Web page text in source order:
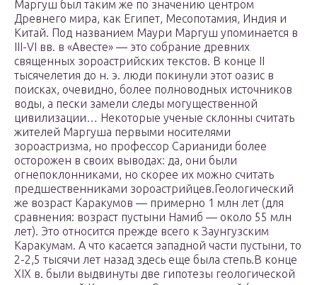
Маргуш был таким же по значению центром
Древнего мира, как Египет, Месопотамия, Индия и
Китай. Под названием Маури Маргуш упоминается в
III-VI вв. в «Авесте» — это собрание древних
священных зороастрийских текстов. В конце II
тысячелетия до н. э. люди покинули этот оазис в
поисках, очевидно, более полноводных источников
воды, а пески замели следы могущественной
цивилизации… Некоторые ученые склонны считать
жителей Маргуша первыми носителями
зороастризма, но профессор Сарианиди более
осторожен в своих выводах: да, они были
огнепоклонниками, но скорее их можно считать
предшественниками зороастрийцев.Геологический
же возраст Каракумов — примерно 1 млн лет (для
сравнения: возраст пустыни Намиб — около 55 млн
лет). Это относится прежде всего к Заунгузским
Каракумам. А что касается западной части пустыни, то
2-2,5 тысячи лет назад здесь еще была степь.В конце
XIX в. были выдвинуты две гипотезы геологической